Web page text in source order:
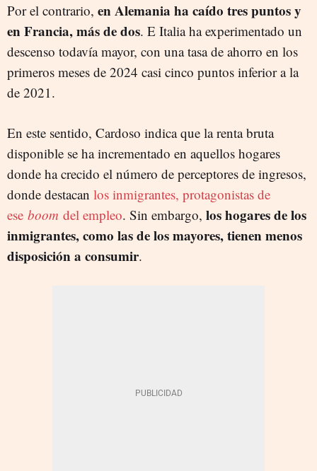
Por el contrario, en Alemania ha caído tres puntos y
en Francia, más de dos. E Italia ha experimentado un
descenso todavía mayor, con una tasa de ahorro en los
primeros meses de 2024 casi cinco puntos inferior a la
de 2021.
En este sentido, Cardoso indica que la renta bruta
disponible se ha incrementado en aquellos hogares
donde ha crecido el número de perceptores de ingresos,
donde destacan los inmigrantes, protagonistas de
ese boom del empleo. Sin embargo, los hogares de los
inmigrantes, como las de los mayores, tienen menos
disposición a consumir.